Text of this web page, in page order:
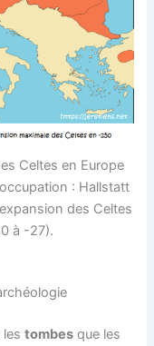
Celtes en Europe
: Hallstatt
des Celtes
à -27).
lestombes que les